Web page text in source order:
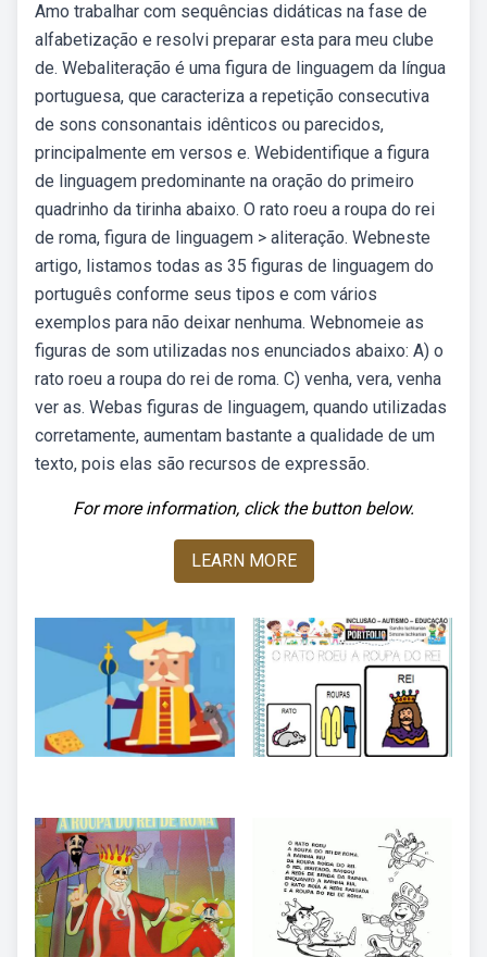
Amo trabalhar com sequências didáticas na fase de
alfabetização e resolvi preparar esta para meu clube
de. Webaliteração é uma figura de linguagem da língua
portuguesa, que caracteriza a repetição consecutiva
de sons consonantais idênticos ou parecidos,
principalmente em versos e. Webidentifique a figura
de linguagem predominante na oração do primeiro
quadrinho da tirinha abaixo. O rato roeu a roupa do rei
de roma, figura de linguagem > aliteração. Webneste
artigo, listamos todas as 35 figuras de linguagem do
português conforme seus tipos e com vários
exemplos para não deixar nenhuma. Webnomeie as
figuras de som utilizadas nos enunciados abaixo: A) o
rato roeu a roupa do rei de roma. C) venha, vera, venha
ver as. Webas figuras de linguagem, quando utilizadas
corretamente, aumentam bastante a qualidade de um
texto, pois elas são recursos de expressão.
For more information, click the button below.
LEARN MORE